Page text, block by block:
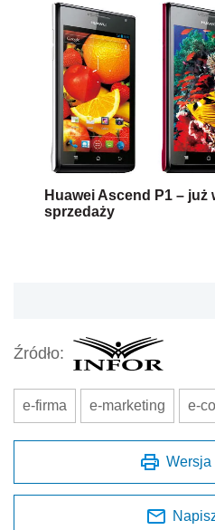
Huawei Ascend P1 –
sprzedaży
Źródło:
e-firma e-marketing e-
Wersja